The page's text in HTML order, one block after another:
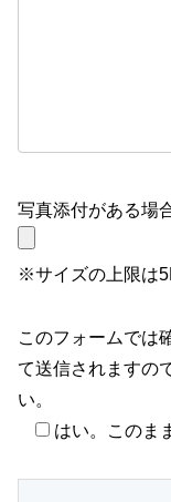
写真添付がある場
※サイズの上限は
このフォームでは
て送信されますの
い。
はい。このま